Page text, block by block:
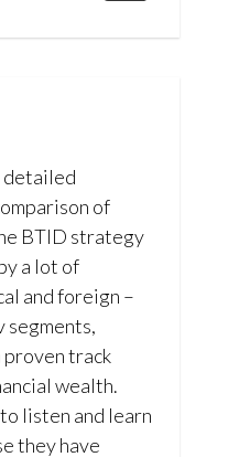
detailed
of
BTID strategy
a lot of
and foreign –
segments,
proven track
wealth.
listen and learn
they have